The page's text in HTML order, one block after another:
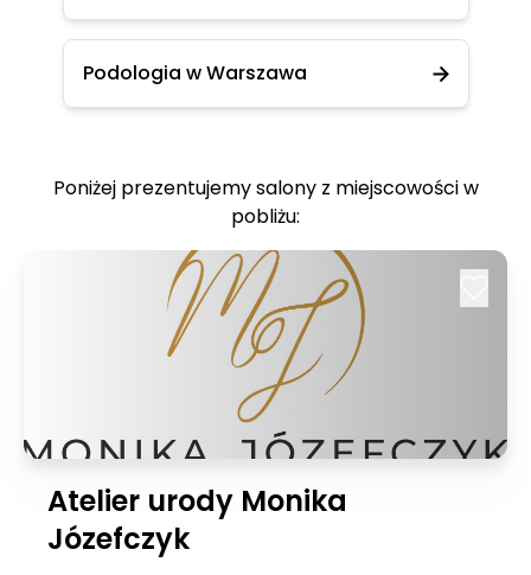
Podologia w Warszawa
Poniżej prezentujemy salony z miejscowości w
pobliżu:
Atelier urody Monika
Józefczyk